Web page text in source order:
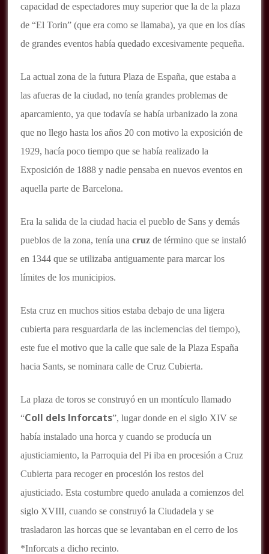
capacidad de espectadores muy superior que la de la plaza
de “El Torin” (que era como se llamaba), ya que en los días
de grandes eventos había quedado excesivamente pequeña.
La actual zona de la futura Plaza de España, que estaba a
las afueras de la ciudad, no tenía grandes problemas de
aparcamiento, ya que todavía se había urbanizado la zona
que no llego hasta los años 20 con motivo la exposición de
1929, hacía poco tiempo que se había realizado la
Exposición de 1888 y nadie pensaba en nuevos eventos en
aquella parte de Barcelona.
Era la salida de la ciudad hacia el pueblo de Sans y demás
pueblos de la zona, tenía una cruz de término que se instaló
en 1344 que se utilizaba antiguamente para marcar los
límites de los municipios.
Esta cruz en muchos sitios estaba debajo de una ligera
cubierta para resguardarla de las inclemencias del tiempo),
este fue el motivo que la calle que sale de la Plaza España
hacia Sants, se nominara calle de Cruz Cubierta.
La plaza de toros se construyó en un montículo llamado
“Coll dels Inforcats”, lugar donde en el siglo XIV se
había instalado una horca y cuando se producía un
ajusticiamiento, la Parroquia del Pi iba en procesión a Cruz
Cubierta para recoger en procesión los restos del
ajusticiado. Esta costumbre quedo anulada a comienzos del
siglo XVIII, cuando se construyó la Ciudadela y se
trasladaron las horcas que se levantaban en el cerro de los
*Inforcats a dicho recinto.